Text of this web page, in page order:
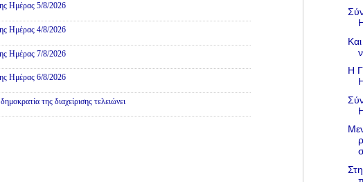
Ημέρας 5/8/2026
Ημέρας 4/8/2026
Ημέρας 7/8/2026
Ημέρας 6/8/2026
της διαχείρισης τελειώνει
Η